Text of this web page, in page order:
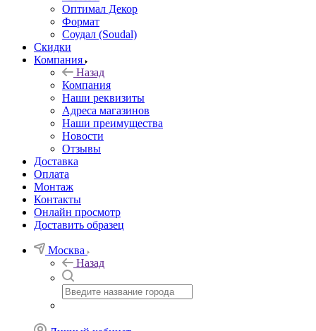
Оптимал Декор
Формат
Соудал (Soudal)
Скидки
Компания
Назад
Компания
Наши реквизиты
Адреса магазинов
Наши преимущества
Новости
Отзывы
Доставка
Оплата
Монтаж
Контакты
Онлайн просмотр
Доставить образец
Москва
Назад